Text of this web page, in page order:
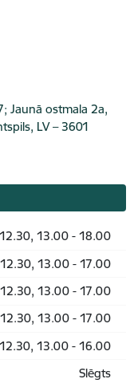
Jaunā ostmala 2a,
LV – 3601
13.00 - 18.00
13.00 - 17.00
13.00 - 17.00
13.00 - 17.00
13.00 - 16.00
Slēgts